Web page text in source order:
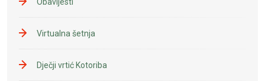
Virtualna šetnja
Dječji vrtić Kotoriba